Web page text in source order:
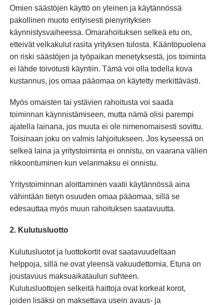
Omien säästöjen käyttö on yleinen ja käytännössä
pakollinen muoto erityisesti pienyrityksen
käynnistysvaiheessa. Omarahoituksen selkeä etu on,
etteivät velkakulut rasita yrityksen tulosta. Kääntöpuolena
on riski säästöjen ja työpaikan menetyksestä, jos toiminta
ei lähde toivotusti käyntiin. Tämä voi olla todella kova
kustannus, jos omaa pääomaa on käytetty merkittävästi.
Myös omaisten tai ystävien rahoitusta voi saada
toiminnan käynnistämiseen, mutta nämä olisi parempi
ajatella lainana, jos muuta ei ole nimenomaisesti sovittu.
Toisinaan joku on valmis lahjoitukseen. Jos kyseessä on
selkeä laina ja yritystoiminta ei onnistu, on vaarana välien
rikkoontuminen kun velanmaksu ei onnistu.
Yritystoiminnan aloittaminen vaatii käytännössä aina
vähintään tietyn osuuden omaa pääomaa, sillä se
edesauttaa myös muun rahoituksen saatavuutta.
2. Kulutusluotto
Kulutusluotot ja luottokortit ovat saatavuudeltaan
helppoja, sillä ne ovat yleensä vakuudettomia. Etuna on
joustavuus maksuaikataulun suhteen.
Kulutusluottojen selkeitä haittoja ovat korkeat korot,
joiden lisäksi on maksettava usein avaus- ja